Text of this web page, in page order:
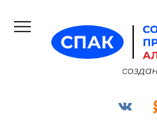
содержанию